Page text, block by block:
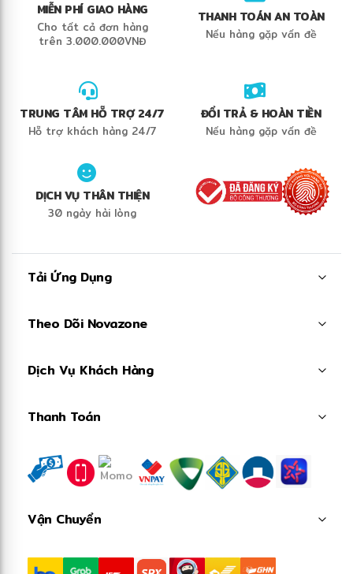
MIỄN PHÍ GIAO HÀNG
Cho tất cả đơn hàng
trên 3.000.000VNĐ
THANH TOÁN AN TOÀN
Nếu hàng gặp vấn đề
TRUNG TÂM HỖ TRỢ 24/7
Hỗ trợ khách hàng 24/7
ĐỔI TRẢ & HOÀN TIỀN
Nếu hàng gặp vấn đề
DỊCH VỤ THÂN THIỆN
30 ngày hài lòng
Tải Ứng Dụng
Theo Dõi Novazone
Dịch Vụ Khách Hàng
Thanh Toán
Vận Chuyển